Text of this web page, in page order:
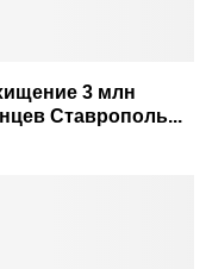
3 млн
Ставрополь...